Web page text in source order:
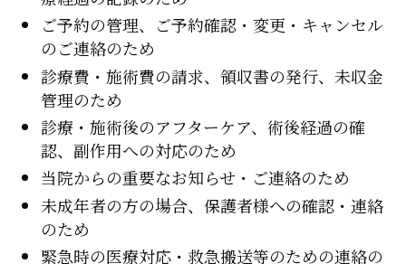
ご予約の管理、ご予約確認・変更・キャンセル
のご連絡のため
診療費・施術費の請求、領収書の発行、未収金
管理のため
診療・施術後のアフターケア、術後経過の確
認、副作用への対応のため
当院からの重要なお知らせ・ご連絡のため
未成年者の方の場合、保護者様への確認・連絡
のため
緊急時の医療対応・救急搬送等のための連絡の